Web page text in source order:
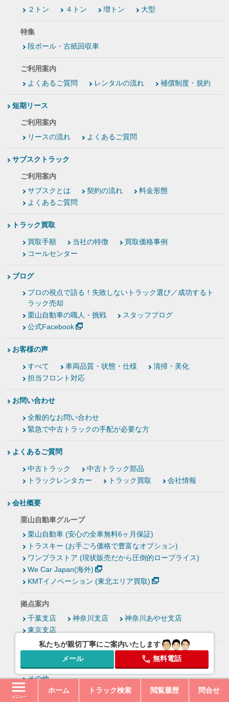
メニュー
ホーム トラック検索 閲覧履歴 問合せ
私たちが親切丁寧にご案内いたします
メール
無料電話
２トン
４トン 増トン 大型
特集
段ボール・古紙回収車
ご利用案内
よくあるご質問
レンタルの流れ 補償制度・規約
短期リース
ご利用案内
リースの流れ
よくあるご質問
サブスクトラック
ご利用案内
サブスクとは
契約の流れ
料金形態
よくあるご質問
トラック買取
買取手順 当社の特徴
買取価格事例
コールセンター
ブログ
プロの視点で語る！失敗しないトラック選び／成功するト
ラック売却
栗山自動車の職人・挑戦
スタッフブログ
公式Facebook
お客様の声
すべて 車両品質・状態・仕様
清掃・美化
担当フロント対応
お問い合わせ
全般的なお問い合わせ
緊急で中古トラックの手配が必要な方
よくあるご質問
中古トラック
中古トラック部品
トラックレンタカー
トラック買取 会社情報
会社概要
栗山自動車グループ
栗山自動車 (安心の全車無料6ヶ月保証)
トラスキー (お手ごろ価格で豊富なオプション)
ワンプラストア (現状販売だから圧倒的ロープライス)
We Car Japan(海外)
KMTイノベーション (東北エリア買取)
拠点案内
千葉支店
神奈川支店
神奈川あやせ支店
東京支店
栗山自動車の取り組み
概要
品質・サービスの向上
環境保全・社会貢献
その他